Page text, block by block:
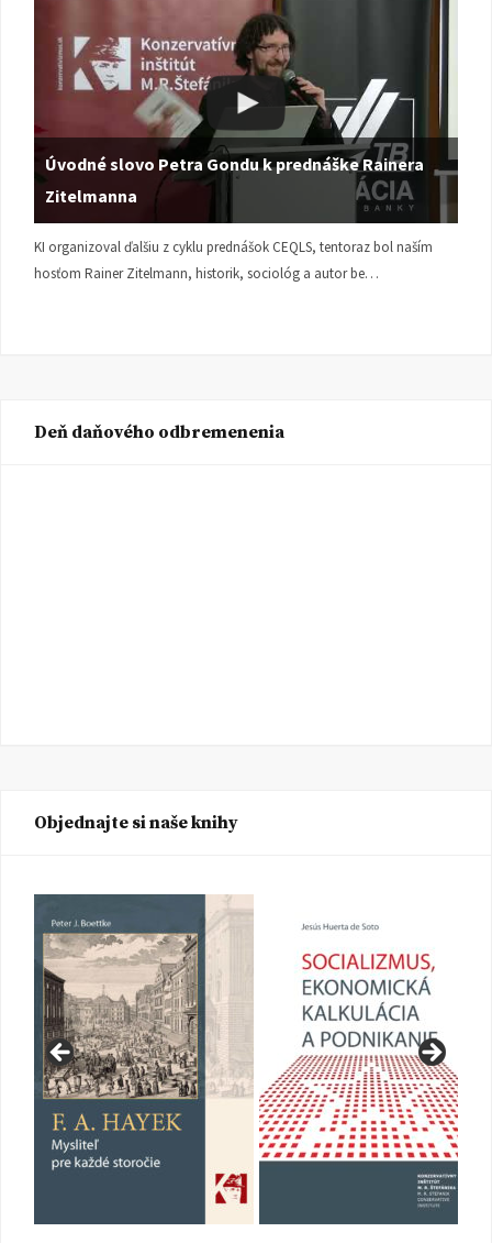
Úvodné slovo Petra Gondu k prednáške Rainera
Zitelmanna
KI organizoval ďalšiu z cyklu prednášok CEQLS, tentoraz bol naším
hosťom Rainer Zitelmann, historik, sociológ a autor be…
Deň daňového odbremenenia
Objednajte si naše knihy